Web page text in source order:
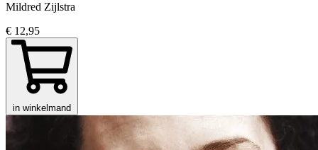
Mildred Zijlstra
€ 12,95
in winkelmand